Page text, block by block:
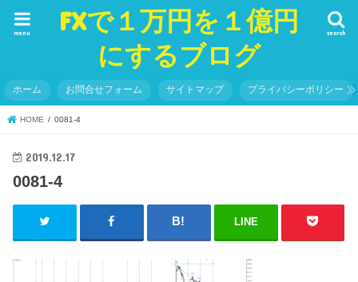
FXで１万円を１億円
にするブログ
search
menu
ホーム お問合せフォーム サイトマップ プライバシーポリシー
HOME 0081-4
2019.12.17
0081-4
LINE